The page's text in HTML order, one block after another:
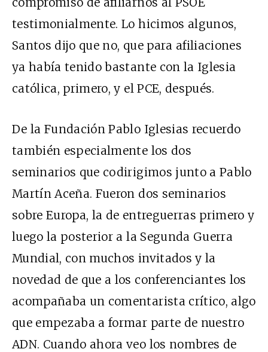
testimonialmente. Lo hicimos algunos,
Santos dijo que no, que para afiliaciones
ya había tenido bastante con la Iglesia
católica, primero, y el PCE, después.
De la Fundación Pablo Iglesias recuerdo
también especialmente los dos
seminarios que codirigimos junto a Pablo
Martín Aceña. Fueron dos seminarios
sobre Europa, la de entreguerras primero y
luego la posterior a la Segunda Guerra
Mundial, con muchos invitados y la
novedad de que a los conferenciantes los
acompañaba un comentarista crítico, algo
que empezaba a formar parte de nuestro
ADN. Cuando ahora veo los nombres de